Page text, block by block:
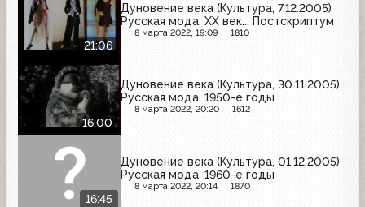
21:06
Дуновение века (Культура, 7.12.2005)
Русская мода. XX век... Постскриптум
8 марта 2022, 19:09 1810
16:00
Дуновение века (Культура, 30.11.2005)
Русская мода. 1950-е годы
8 марта 2022, 20:20 1612
16:45
Дуновение века (Культура, 01.12.2005)
Русская мода. 1960-е годы
8 марта 2022, 20:14 1870